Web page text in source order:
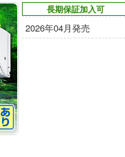
長期保証加入可
2026年04月発売